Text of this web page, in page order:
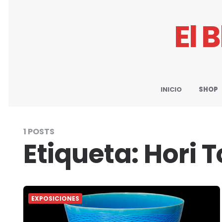
El
INICIO SHOP
1 POSTS
Etiqueta: Hori
EXPOSICIONES